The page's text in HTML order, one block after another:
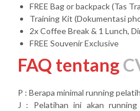
FREE Bag or backpack (Tas
Training Kit (Dokumentasi
2x Coffee Break & 1 Lunch,
FREE Souvenir Exclusive
FAQ tentang
P : Berapa minimal running
J : Pelatihan ini akan